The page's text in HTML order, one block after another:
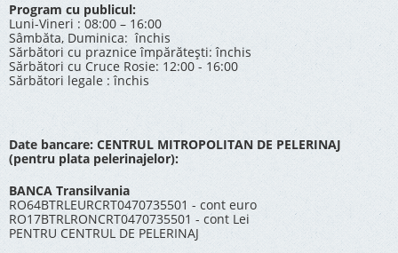
Program cu publicul:
Luni-Vineri : 08:00 – 16:00
Sâmbăta, Duminica: închis
Sărbători cu praznice împărătești: închis
Sărbători cu Cruce Rosie: 12:00 - 16:00
Sărbători legale : închis
Date bancare: CENTRUL MITROPOLITAN DE PELERINAJ
(pentru plata pelerinajelor):
BANCA Transilvania
RO64BTRLEURCRT0470735501 - cont euro
RO17BTRLRONCRT0470735501 - cont Lei
PENTRU CENTRUL DE PELERINAJ